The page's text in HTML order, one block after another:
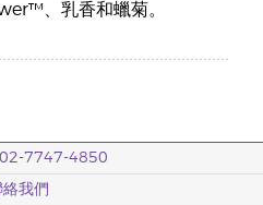
、乳香和蠟菊。
02-7747-4850
絡我們